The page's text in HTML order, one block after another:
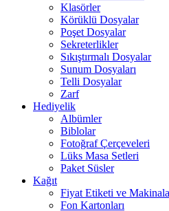
Klasörler
Körüklü Dosyalar
Poşet Dosyalar
Sekreterlikler
Sıkıştırmalı Dosyalar
Sunum Dosyaları
Telli Dosyalar
Zarf
Hediyelik
Albümler
Biblolar
Fotoğraf Çerçeveleri
Lüks Masa Setleri
Paket Süsler
Kağıt
Fiyat Etiketi ve
Fon Kartonları